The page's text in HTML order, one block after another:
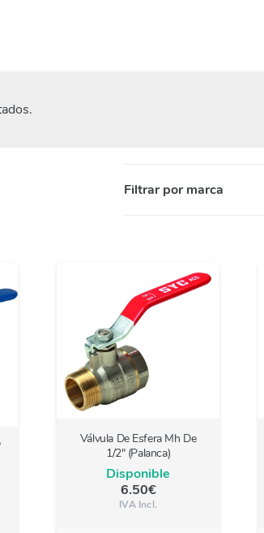
Filtrar por marca
Válvula De Esfera Mh De
1/2″ (Palanca)
Disponible
6.50€
IVA Incl.